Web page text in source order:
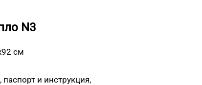
N3
см
паспорт и инструкция,